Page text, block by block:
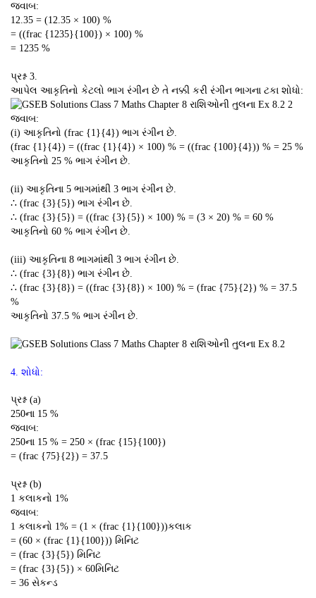
જવાબ:
12.35 = (12.35 × 100) %
= ((frac {1235}{100}) × 100) %
= 1235 %
પ્રશ્ન 3.
આપેલ આકૃતિનો કેટલો ભાગ રંગીન છે તે નક્કી કરી રંગીન ભાગના ટકા શોધો:
જવાબ:
(i) આકૃતિનો (frac {1}{4}) ભાગ રંગીન છે.
(frac {1}{4}) = ((frac {1}{4}) × 100) % = ((frac {100}{4})) % = 25 %
આકૃતિનો 25 % ભાગ રંગીન છે.
(ii) આકૃતિના 5 ભાગમાંથી 3 ભાગ રંગીન છે.
∴ (frac {3}{5}) ભાગ રંગીન છે.
∴ (frac {3}{5}) = ((frac {3}{5}) × 100) % = (3 × 20) % = 60 %
આકૃતિનો 60 % ભાગ રંગીન છે.
(iii) આકૃતિના 8 ભાગમાંથી 3 ભાગ રંગીન છે.
∴ (frac {3}{8}) ભાગ રંગીન છે.
∴ (frac {3}{8}) = ((frac {3}{8}) × 100) % = (frac {75}{2}) % = 37.5
%
આકૃતિનો 37.5 % ભાગ રંગીન છે.
4. શોધો:
પ્રશ્ન (a)
250ના 15 %
જવાબ:
250ના 15 % = 250 × (frac {15}{100})
= (frac {75}{2}) = 37.5
પ્રશ્ન (b)
1 કલાકનો 1%
જવાબ:
1 કલાકનો 1% = (1 × (frac {1}{100}))કલાક
= (60 × (frac {1}{100})) મિનિટ
= (frac {3}{5}) મિનિટ
= (frac {3}{5}) × 60મિનિટ
= 36 સેકન્ડ